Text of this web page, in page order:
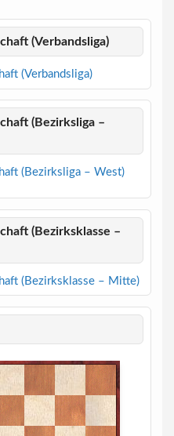
(Verbandsliga)
(Bezirksliga –
(Bezirksklasse –